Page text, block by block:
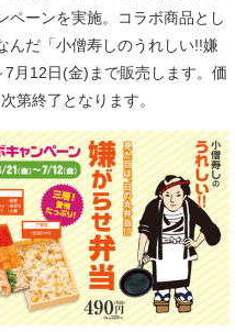
ペーンを実施。コラボ商品とし
んだ「小僧寿しのうれしい!!嫌
月12日(金)まで販売します。価
第終了となります。